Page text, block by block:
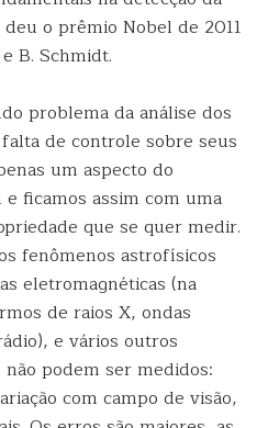
o prêmio Nobel de 2011
B. Schmidt.
problema da análise dos
de controle sobre seus
um aspecto do
ficamos assim com uma
que se quer medir.
fenômenos astrofísicos
eletromagnéticas (na
de raios X, ondas
e vários outros
podem ser medidos:
com campo de visão,